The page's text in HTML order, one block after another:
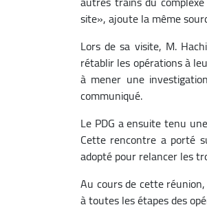
site», ajoute la même
Lors de sa visite, M.
rétablir les opérations à
à mener une
communiqué.
Le PDG a ensuite tenu
Cette rencontre a porté
adopté pour relancer les
Au cours de cette
à toutes les étapes des